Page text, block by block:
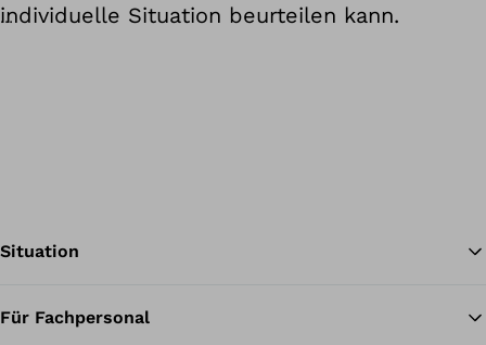
individuelle Situation beurteilen kann.
Situation
Für Fachpersonal